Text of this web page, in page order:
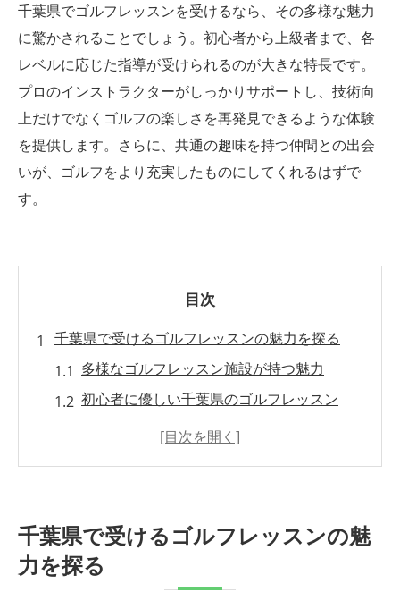
千葉県でゴルフレッスンを受けるなら、その多様な魅力
に驚かされることでしょう。初心者から上級者まで、各
レベルに応じた指導が受けられるのが大きな特長です。
プロのインストラクターがしっかりサポートし、技術向
上だけでなくゴルフの楽しさを再発見できるような体験
を提供します。さらに、共通の趣味を持つ仲間との出会
いが、ゴルフをより充実したものにしてくれるはずで
す。
目次
千葉県で受けるゴルフレッスンの魅力を探る
多様なゴルフレッスン施設が持つ魅力
初心者に優しい千葉県のゴルフレッスン
プロフェッショナルな指導が提供する価値
地域コミュニティと繋がるゴルフレッスン
初心者必見千葉県のゴルフレッスンで技術向上
千葉県で受けるゴルフレッスンの魅
力を探る